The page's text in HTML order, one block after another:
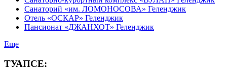
Санаторий «им. ЛОМОНОСОВА» Геленджик
Отель «ОСКАР» Геленджик
Пансионат «ДЖАНХОТ» Геленджик
Еще
ТУАПСЕ: